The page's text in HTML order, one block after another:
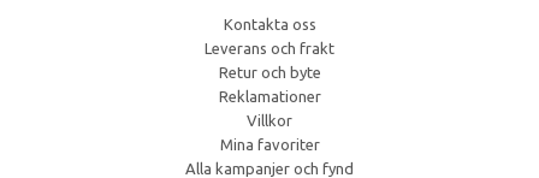
Kontakta oss
Leverans och frakt
Retur och byte
Reklamationer
Villkor
Mina favoriter
Alla kampanjer och fynd